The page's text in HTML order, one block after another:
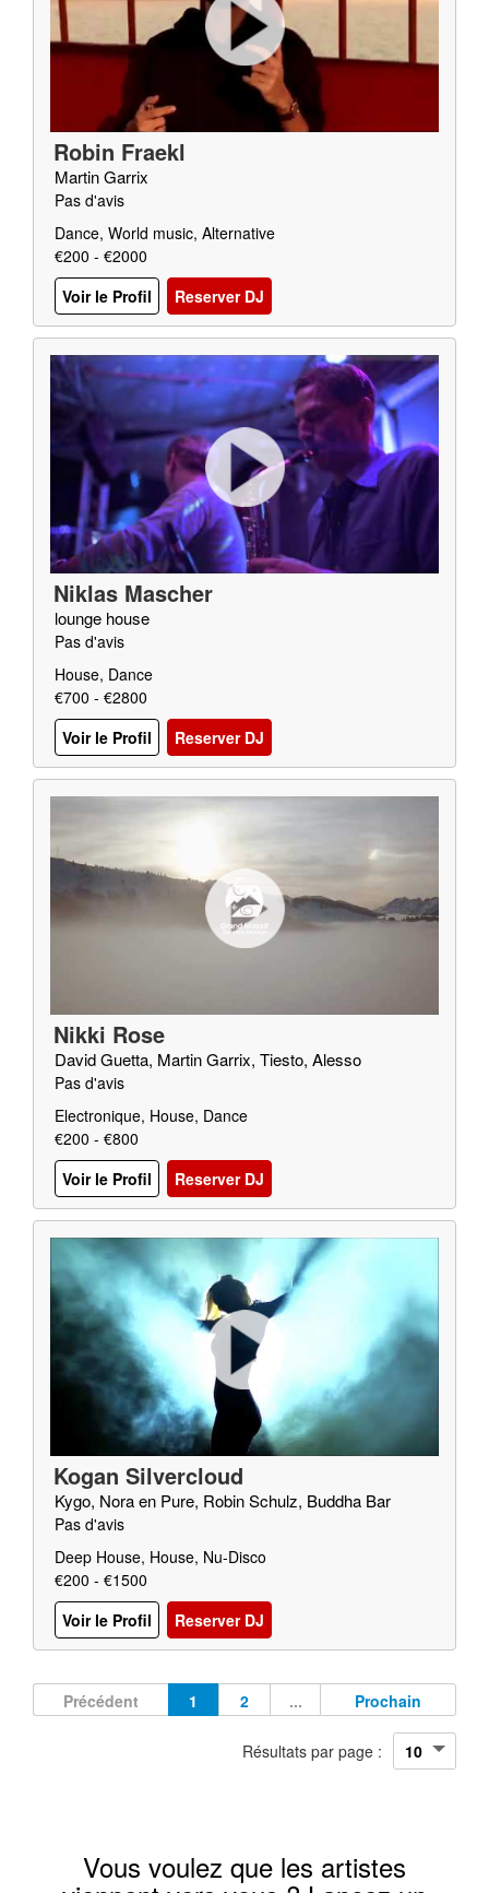
Robin Fraekl
Martin Garrix
Pas d'avis
Dance, World music, Alternative
€200 - €2000
Voir le Profil
Reserver DJ
Niklas Mascher
lounge house
Pas d'avis
House, Dance
€700 - €2800
Voir le Profil
Reserver DJ
Nikki Rose
David Guetta, Martin Garrix, Tiesto, Alesso
Pas d'avis
Electronique, House, Dance
€200 - €800
Voir le Profil
Reserver DJ
Kogan Silvercloud
Kygo, Nora en Pure, Robin Schulz, Buddha Bar
Pas d'avis
Deep House, House, Nu-Disco
€200 - €1500
Voir le Profil
Reserver DJ
Précédent 1 2 ... Prochain
Résultats par page :
Vous voulez que les artistes